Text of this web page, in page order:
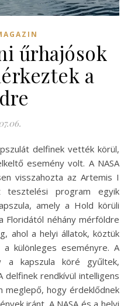
űrhajósok
a
esemény volt. A NASA
visszahozta az Artemis I
tesztelési program egyik
amely a Hold körüli
néhány mérföldre
ahol a helyi állatok, köztük
különleges eseményre. A
a kapszula köré gyűltek,
rendkívül intelligens
meglepő, hogy érdeklődnek